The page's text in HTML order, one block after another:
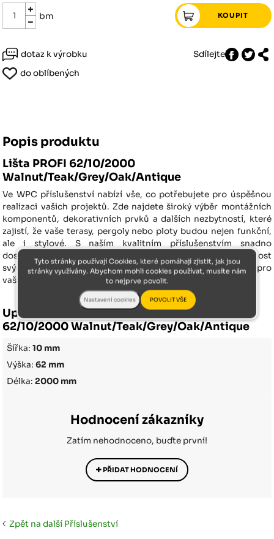
bm
dotaz k výrobku
Sdílejte
do oblíbených
Popis produktu
Lišta PROFI 62/10/2000
Walnut/Teak/Grey/Oak/Antique
Ve WPC příslušenství nabízí vše, co potřebujete pro úspěšnou
realizaci vašich projektů. Zde najdete široký výběr montážních
komponentů, dekorativních prvků a dalších nezbytností, které
zajistí, že vaše terasy, pergoly nebo ploty budou nejen funkční,
ale i stylové. S naším kvalitním příslušenstvím snadno
dosáhnete profesionálních výsledků a prodloužíte životnost
svých WPC konstrukcí. Objevte naši nabídku a vybavte se pro
vaše projekty!
Upřesnění parametrů pro Lišta PROFI
62/10/2000 Walnut/Teak/Grey/Oak/Antique
Šířka:10 mm
Výška:62 mm
Délka:2000 mm
Hodnocení zákazníky
Zatím nehodnoceno, buďte první!
PŘIDAT HODNOCENÍ
Zpět na další Příslušenství
Tyto stránky používají Cookies, které pomáhají zjistit, jak jsou
stránky využívány. Abychom mohli cookies používat, musíte nám
to nejprve povolit.